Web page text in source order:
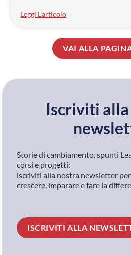
Leggi L'articolo
VAI ALLA
Iscriviti
Storie di cambiamento, spunti
corsi e progetti:
iscriviti alla nostra newsletter
crescere, imparare e fare la
ISCRIVITI ALLA